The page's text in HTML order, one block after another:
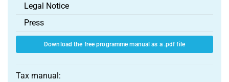
Legal Notice
Press
Download the free programme manual as a .pdf file
Tax manual: